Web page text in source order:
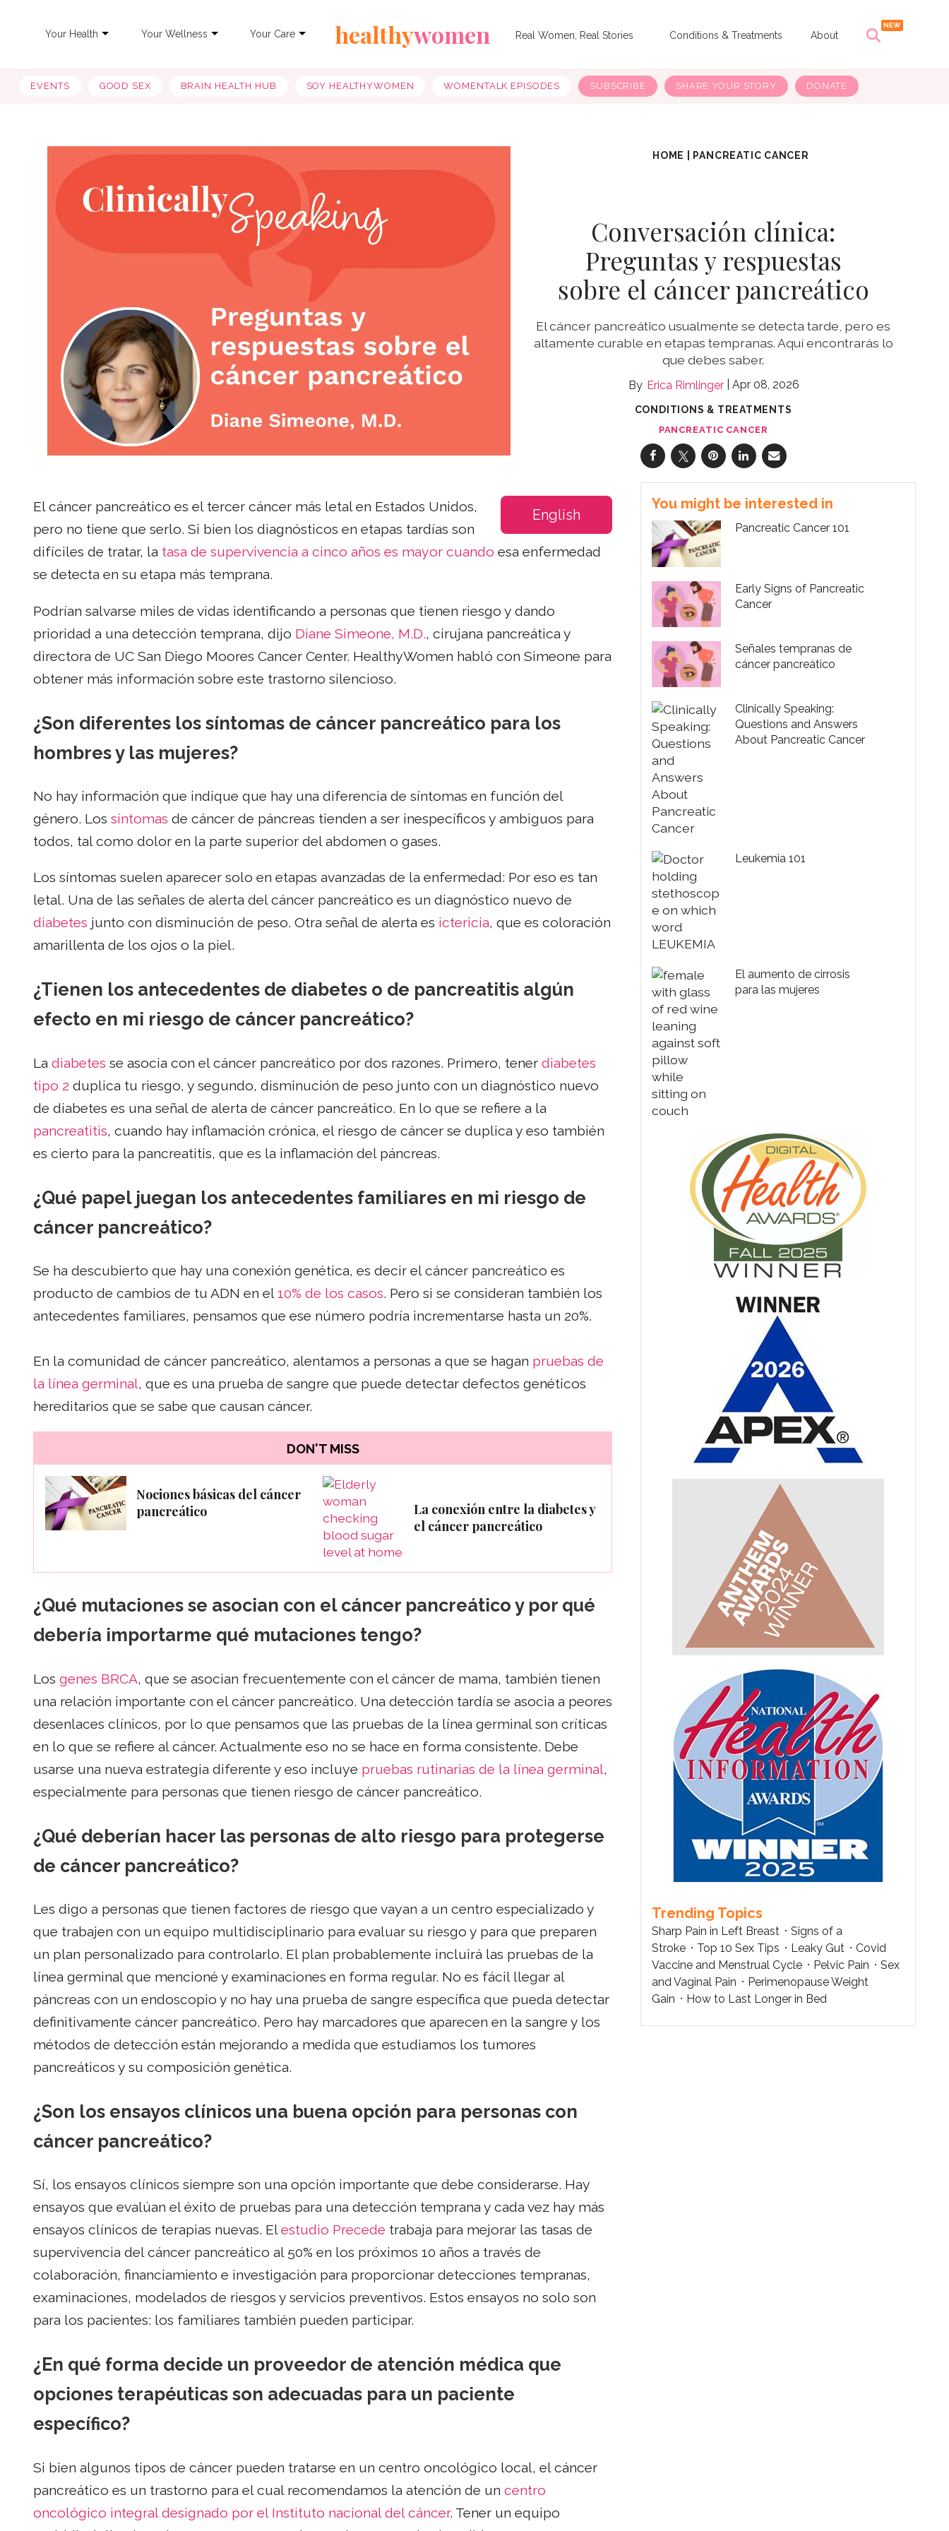
Your Health Your Wellness Your Care healthywomen Real Women, Real Stories Conditions & Treatments About
EVENTS GOOD SEX BRAIN HEALTH HUB SOY HEALTHYWOMEN WOMENTALK EPISODES SUBSCRIBE SHARE YOUR STORY DONATE
HOME PANCREATIC CANCER
Conversación clínica:
Preguntas y respuestas
sobre el cáncer pancreático
El cáncer pancreático usualmente se detecta tarde, pero es
altamente curable en etapas tempranas. Aquí encontrarás lo
que debes saber.
Erica Rimlinger Apr 08, 2026
CONDITIONS & TREATMENTS
PANCREATIC CANCER
English
El cáncer pancreático es el tercer cáncer más letal en Estados Unidos,
pero no tiene que serlo. Si bien los diagnósticos en etapas tardías son
difíciles de tratar, la tasa de supervivencia a cinco años es mayor cuando esa enfermedad
se detecta en su etapa más temprana.
Podrían salvarse miles de vidas identificando a personas que tienen riesgo y dando
prioridad a una detección temprana, dijo Diane Simeone, M.D., cirujana pancreática y
directora de UC San Diego Moores Cancer Center. HealthyWomen habló con Simeone para
obtener más información sobre este trastorno silencioso.
¿Son diferentes los síntomas de cáncer pancreático para los
hombres y las mujeres?
No hay información que indique que hay una diferencia de síntomas en función del
género. Los síntomas de cáncer de páncreas tienden a ser inespecíficos y ambiguos para
todos, tal como dolor en la parte superior del abdomen o gases.
Los síntomas suelen aparecer solo en etapas avanzadas de la enfermedad: Por eso es tan
letal. Una de las señales de alerta del cáncer pancreático es un diagnóstico nuevo de
diabetes junto con disminución de peso. Otra señal de alerta es ictericia, que es coloración
amarillenta de los ojos o la piel.
¿Tienen los antecedentes de diabetes o de pancreatitis algún
efecto en mi riesgo de cáncer pancreático?
La diabetes se asocia con el cáncer pancreático por dos razones. Primero, tener diabetes
tipo 2 duplica tu riesgo, y segundo, disminución de peso junto con un diagnóstico nuevo
de diabetes es una señal de alerta de cáncer pancreático. En lo que se refiere a la
pancreatitis, cuando hay inflamación crónica, el riesgo de cáncer se duplica y eso también
es cierto para la pancreatitis, que es la inflamación del páncreas.
¿Qué papel juegan los antecedentes familiares en mi riesgo de
cáncer pancreático?
Se ha descubierto que hay una conexión genética, es decir el cáncer pancreático es
producto de cambios de tu ADN en el10% de los casos. Pero si se consideran también los
antecedentes familiares, pensamos que ese número podría incrementarse hasta un 20%.
En la comunidad de cáncer pancreático, alentamos a personas a que se hagan pruebas de
la línea germinal, que es una prueba de sangre que puede detectar defectos genéticos
hereditarios que se sabe que causan cáncer.
DON'T MISS
Nociones básicas del cáncer
pancreático
La conexión entre la diabetes y
el cáncer pancreático
¿Qué mutaciones se asocian con el cáncer pancreático y por qué
debería importarme qué mutaciones tengo?
Los genes BRCA, que se asocian frecuentemente con el cáncer de mama, también tienen
una relación importante con el cáncer pancreático. Una detección tardía se asocia a peores
desenlaces clínicos, por lo que pensamos que las pruebas de la línea germinal son críticas
en lo que se refiere al cáncer. Actualmente eso no se hace en forma consistente. Debe
usarse una nueva estrategia diferente y eso incluye pruebas rutinarias de la línea germinal,
especialmente para personas que tienen riesgo de cáncer pancreático.
¿Qué deberían hacer las personas de alto riesgo para protegerse
de cáncer pancreático?
Les digo a personas que tienen factores de riesgo que vayan a un centro especializado y
que trabajen con un equipo multidisciplinario para evaluar su riesgo y para que preparen
un plan personalizado para controlarlo. El plan probablemente incluirá las pruebas de la
línea germinal que mencioné y examinaciones en forma regular. No es fácil llegar al
páncreas con un endoscopio y no hay una prueba de sangre específica que pueda detectar
definitivamente cáncer pancreático. Pero hay marcadores que aparecen en la sangre y los
métodos de detección están mejorando a medida que estudiamos los tumores
pancreáticos y su composición genética.
¿Son los ensayos clínicos una buena opción para personas con
cáncer pancreático?
Sí, los ensayos clínicos siempre son una opción importante que debe considerarse. Hay
ensayos que evalúan el éxito de pruebas para una detección temprana y cada vez hay más
ensayos clínicos de terapias nuevas. Elestudio Precede trabaja para mejorar las tasas de
supervivencia del cáncer pancreático al 50% en los próximos 10 años a través de
colaboración, financiamiento e investigación para proporcionar detecciones tempranas,
examinaciones, modelados de riesgos y servicios preventivos. Estos ensayos no solo son
para los pacientes: los familiares también pueden participar.
¿En qué forma decide un proveedor de atención médica que
opciones terapéuticas son adecuadas para un paciente
específico?
Si bien algunos tipos de cáncer pueden tratarse en un centro oncológico local, el cáncer
pancreático es un trastorno para el cual recomendamos la atención de un centro
oncológico integral designado por el Instituto nacional del cáncer. Tener un equipo
You might be interested in
Pancreatic Cancer 101
Early Signs of Pancreatic
Cancer
Señales tempranas de
cáncer pancreático
Clinically Speaking:
Questions and Answers
About Pancreatic Cancer
Leukemia 101
El aumento de cirrosis
para las mujeres
Trending Topics
Sharp Pain in Left Breast
Signs of a
Stroke
Top 10 Sex Tips Leaky Gut
Covid
Vaccine and Menstrual Cycle
Pelvic Pain
Sex
and Vaginal Pain
Perimenopause Weight
Gain
How to Last Longer in Bed